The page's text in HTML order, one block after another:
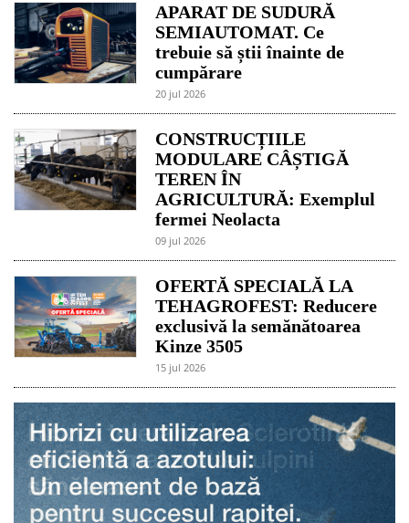
APARAT DE SUDURĂ
SEMIAUTOMAT. Ce
trebuie să știi înainte de
cumpărare
20 jul 2026
CONSTRUCȚIILE
MODULARE CÂȘTIGĂ
TEREN ÎN
AGRICULTURĂ: Exemplul
fermei Neolacta
09 jul 2026
OFERTĂ SPECIALĂ LA
TEHAGROFEST: Reducere
exclusivă la semănătoarea
Kinze 3505
15 jul 2026